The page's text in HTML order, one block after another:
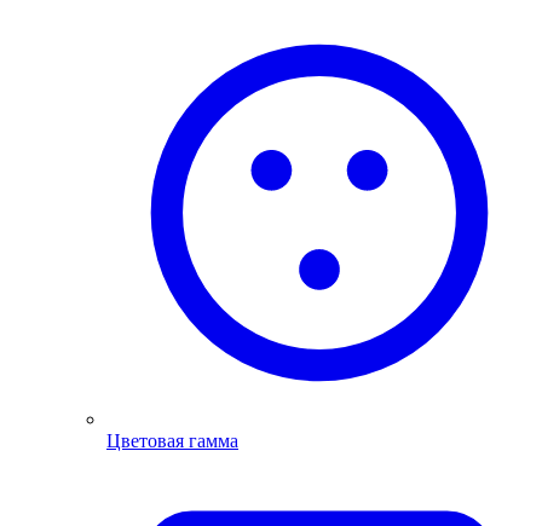
Цветовая гамма